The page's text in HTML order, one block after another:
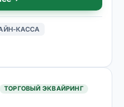
КАССА
ТОРГОВЫЙ ЭКВАЙРИНГ